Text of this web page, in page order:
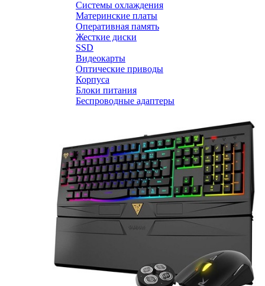
Системы охлаждения
Материнские платы
Оперативная память
Жесткие диски
SSD
Видеокарты
Оптические приводы
Корпуса
Блоки питания
Беспроводные адаптеры